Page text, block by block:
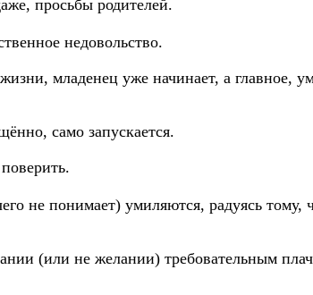
просьбы родителей.
недовольство.
младенец уже начинает, а главное,
само запускается.
не понимает) умиляются, радуясь тому,
(или не желании) требовательным